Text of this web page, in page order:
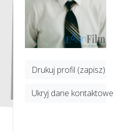
Drukuj profil (zapisz)
Ukryj dane kontaktowe